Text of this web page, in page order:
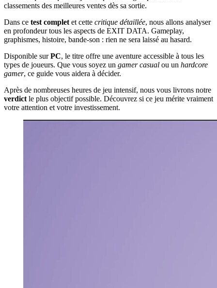
classements des meilleures ventes dès sa sortie.
Dans ce test complet et cette critique détaillée, nous allons analyser
en profondeur tous les aspects de EXIT DATA. Gameplay,
graphismes, histoire, bande-son : rien ne sera laissé au hasard.
Disponible surPC, le titre offre une aventure accessible à tous les
types de joueurs. Que vous soyez un gamer casual ou un hardcore
gamer, ce guide vous aidera à décider.
Après de nombreuses heures de jeu intensif, nous vous livrons notre
verdict le plus objectif possible. Découvrez si ce jeu mérite vraiment
votre attention et votre investissement.